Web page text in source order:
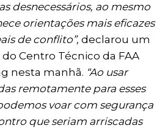
desnecessários, ao mesmo
orientações mais eficazes
de conflito”, declarou um
Centro Técnico da FAA
nesta manhã. “Ao usar
remotamente para esses
voar com segurança
que seriam arriscadas